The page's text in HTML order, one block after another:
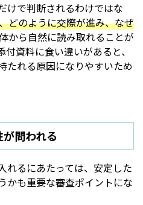
けで判断されるわけではな
どのように交際が進み、なぜ
から自然に読み取れることが
資料に食い違いがあると、
たれる原因になりやすいため
問われる
れるにあたっては、安定した
かも重要な審査ポイントにな